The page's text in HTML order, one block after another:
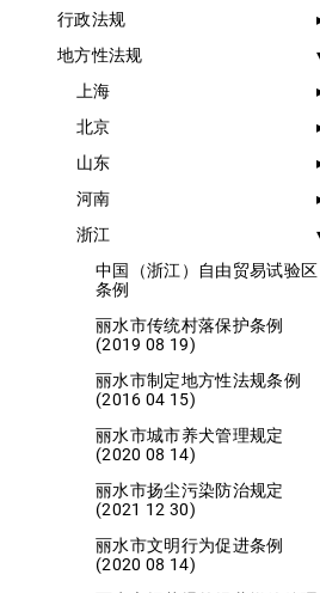
行政法规
地方性法规
上海
北京
山东
河南
浙江
中国（浙江）自由贸易试验区
条例
丽水市传统村落保护条例
(2019 08 19)
丽水市制定地方性法规条例
(2016 04 15)
丽水市城市养犬管理规定
(2020 08 14)
丽水市扬尘污染防治规定
(2021 12 30)
丽水市文明行为促进条例
(2020 08 14)